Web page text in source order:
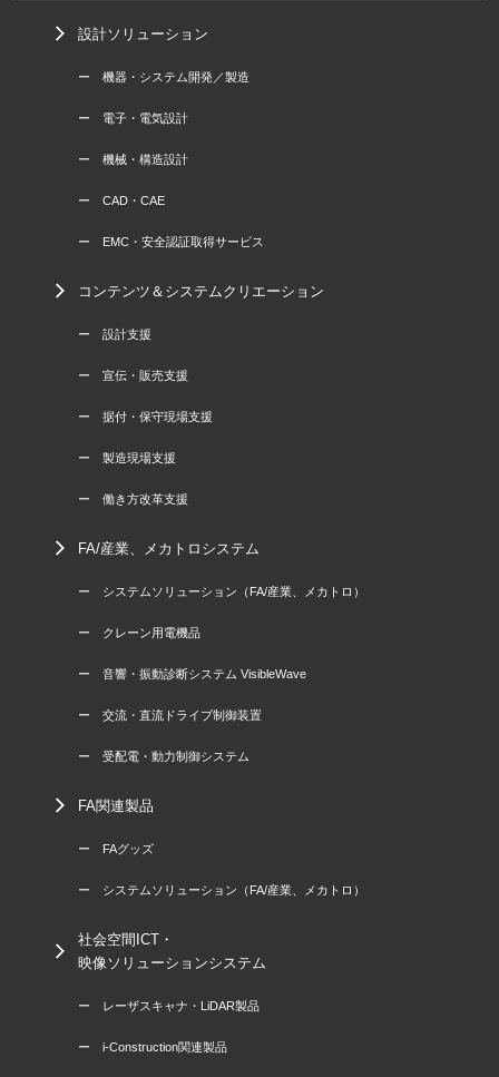
設計ソリューション
ー 機器・システム開発／製造
ー 電子・電気設計
ー 機械・構造設計
ー CAD・CAE
ー EMC・安全認証取得サービス
コンテンツ＆システムクリエーション
ー 設計支援
ー 宣伝・販売支援
ー 据付・保守現場支援
ー 製造現場支援
ー 働き方改革支援
FA/産業、メカトロシステム
ー システムソリューション（FA/産業、メカトロ）
ー クレーン用電機品
ー 音響・振動診断システム VisibleWave
ー 交流・直流ドライブ制御装置
ー 受配電・動力制御システム
FA関連製品
ー FAグッズ
ー システムソリューション（FA/産業、メカトロ）
社会空間ICT・
映像ソリューションシステム
ー レーザスキャナ・LiDAR製品
ー i-Construction関連製品